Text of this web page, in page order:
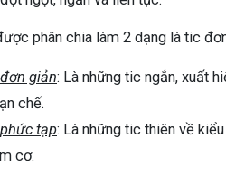
phân chia làm 2 dạng là tic
giản: Là những tic ngắn, xuất
chế.
tạp: Là những tic thiên về
cơ.